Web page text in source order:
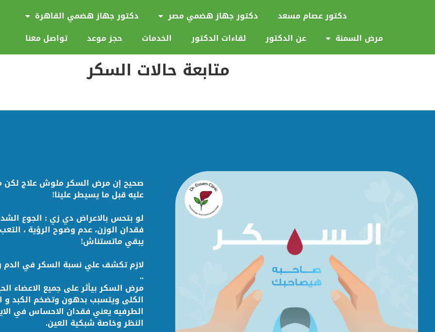
دكتور عصام مسعد دكتور جهاز هضمي مصر
دكتور جهاز هضمي القاهرة
مرض السمنة
عن الدكتور لقاءات الدكتور الخدمات حجز موعد تواصل معنا
متابعة حالات السكر
صحيح إن مرض السكر ملوش علاج لكن
عليه قبل ما يسيطر علينا!
لو بتحس بالاعراض دي زي : الجوع
فقدان الوزن، عدم وضوح الرؤية ،
يبقي ماتستناش!
لازم تكشف علي نسبة السكر في الدم
..
مرض السكر بيأثر على جميع الاعضاء
الكلى ويتسبب بدهون وتضخم الكبد و
الطرفيه يعني فقدان الاحساس في
النظر وخاصة شبكية العين.